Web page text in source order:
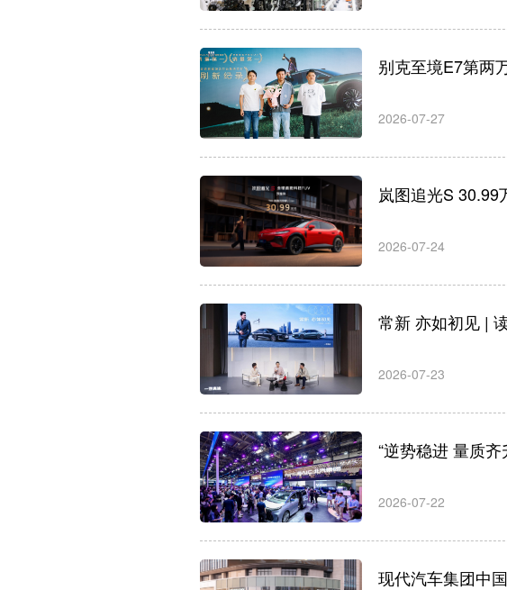
别克至境E7第两
2026-07-27
岚图追光S 30.99
2026-07-24
常新 亦如初见 |
2026-07-23
“逆势稳进 量质
2026-07-22
现代汽车集团中
应臻恺：让创意落地生根 让
梦想照亮未来
尹同跃：本地化生产将为中国
车企拓展海外市场创造更大空
间